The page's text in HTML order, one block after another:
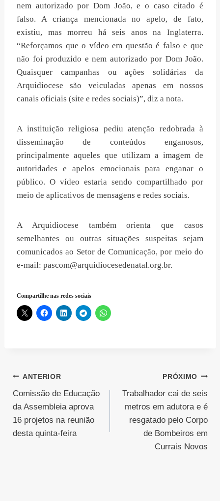
nem autorizado por Dom João, e o caso citado é
falso. A criança mencionada no apelo, de fato,
existiu, mas morreu há seis anos na Inglaterra.
“Reforçamos que o vídeo em questão é falso e que
não foi produzido e nem autorizado por Dom João.
Quaisquer campanhas ou ações solidárias da
Arquidiocese são veiculadas apenas em nossos
canais oficiais (site e redes sociais)”, diz a nota.
A instituição religiosa pediu atenção redobrada à
disseminação de conteúdos enganosos,
principalmente aqueles que utilizam a imagem de
autoridades e apelos emocionais para enganar o
público. O vídeo estaria sendo compartilhado por
meio de aplicativos de mensagens e redes sociais.
A Arquidiocese também orienta que casos
semelhantes ou outras situações suspeitas sejam
comunicados ao Setor de Comunicação, por meio do
e-mail: pascom@arquidiocesedenatal.org.br.
Compartilhe nas redes sociais
Navegação
de
Post
ANTERIOR
Comissão de Educação
da Assembleia aprova
16 projetos na reunião
desta quinta-feira
PRÓXIMO
Trabalhador cai de seis
metros em adutora e é
resgatado pelo Corpo
de Bombeiros em
Currais Novos